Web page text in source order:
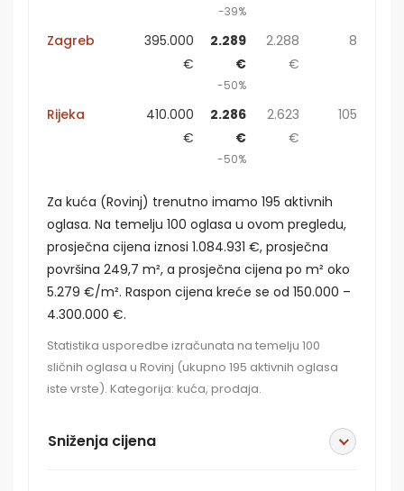
-39%
Zagreb
395.000
€
2.289
€
-50%
2.288
€
8
Rijeka
410.000
€
2.286
€
-50%
2.623
€
105
Za kuća (Rovinj) trenutno imamo 195 aktivnih
oglasa. Na temelju 100 oglasa u ovom pregledu,
prosječna cijena iznosi 1.084.931 €, prosječna
površina 249,7 m², a prosječna cijena po m² oko
5.279 €/m². Raspon cijena kreće se od 150.000 –
4.300.000 €.
Statistika usporedbe izračunata na temelju 100
sličnih oglasa u Rovinj (ukupno 195 aktivnih oglasa
iste vrste). Kategorija: kuća, prodaja.
Sniženja cijena